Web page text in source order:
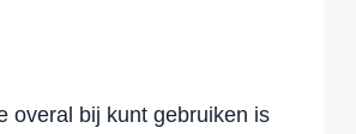
overal bij kunt gebruiken is